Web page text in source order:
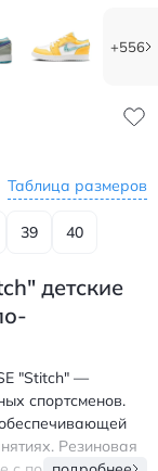
+556
Таблица размеров
39 40
детские
"Stitch" —
спортсменов.
Резиновая